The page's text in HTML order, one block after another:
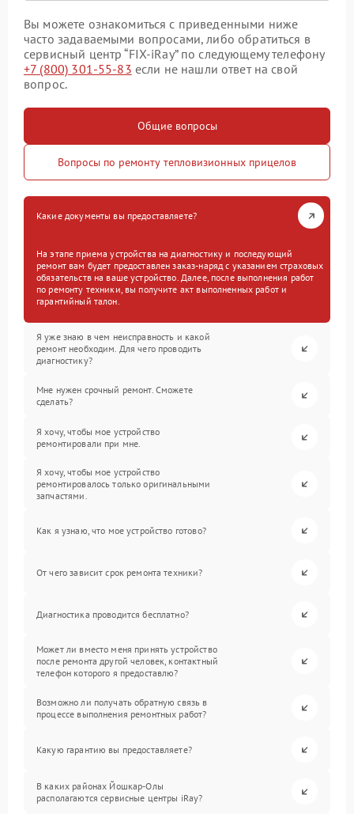
Вы можете ознакомиться с приведенными ниже
часто задаваемыми вопросами, либо обратиться в
сервисный центр “FIX-iRay” по следующему телефону
+7 (800) 301-55-83 если не нашли ответ на свой
вопрос.
Общие вопросы
Вопросы по ремонту тепловизионных прицелов
Какие документы вы предоставляете?
На этапе приема устройства на диагностику и последующий
ремонт вам будет предоставлен заказ-наряд с указанием страховых
обязательств на ваше устройство. Далее, после выполнения работ
по ремонту техники, вы получите акт выполненных работ и
гарантийный талон.
Я уже знаю в чем неисправность и какой
ремонт необходим. Для чего проводить
диагностику?
Мне нужен срочный ремонт. Сможете
сделать?
Я хочу, чтобы мое устройство
ремонтировали при мне.
Я хочу, чтобы мое устройство
ремонтировалось только оригинальными
запчастями.
Как я узнаю, что мое устройство готово?
От чего зависит срок ремонта техники?
Диагностика проводится бесплатно?
Может ли вместо меня принять устройство
после ремонта другой человек, контактный
телефон которого я предоставлю?
Возможно ли получать обратную связь в
процессе выполнения ремонтных работ?
Какую гарантию вы предоставляете?
В каких районах Йошкар-Олы
располагаются сервисные центры iRay?